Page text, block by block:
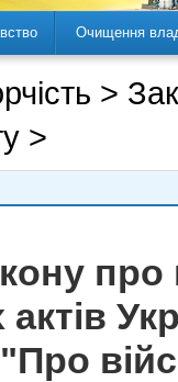
Очищення
>
>
про